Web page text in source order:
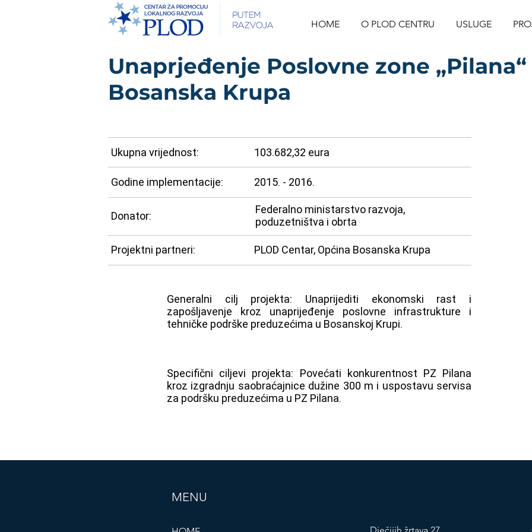
HOME O PLOD CENTRU USLUGE
Unaprjeđenje Poslovne zone
Bosanska Krupa
Ukupna vrijednost: 103.682,32 eura
Godine implementacije: 2015. - 2016.
Donator:
Federalno ministarstvo razvoja,
poduzetništva i obrta
Projektni partneri: PLOD Centar, Općina Bosanska Krupa
Generalni cilj projekta: Unaprijediti ekonomski rast i
zapošljavenje kroz unaprijeđenje poslovne infrastrukture i
tehničke podrške preduzećima u Bosanskoj Krupi.
Specifični ciljevi projekta: Povećati konkurentnost PZ Pilana
kroz izgradnju saobraćajnice dužine 300 m i uspostavu servisa
za podršku preduzećima u PZ Pilana.
MENU